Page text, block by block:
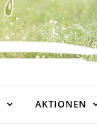
AKTIONEN